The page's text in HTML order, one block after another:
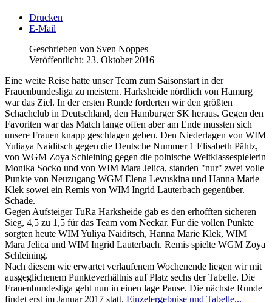
Drucken
E-Mail
Geschrieben von Sven Noppes
Veröffentlicht: 23. Oktober 2016
Eine weite Reise hatte unser Team zum Saisonstart in der
Frauenbundesliga zu meistern. Harksheide nördlich von Hamurg
war das Ziel. In der ersten Runde forderten wir den größten
Schachclub in Deutschland, den Hamburger SK heraus. Gegen den
Favoriten war das Match lange offen aber am Ende mussten sich
unsere Frauen knapp geschlagen geben. Den Niederlagen von WIM
Yuliaya Naiditsch gegen die Deutsche Nummer 1 Elisabeth Pähtz,
von WGM Zoya Schleining gegen die polnische Weltklassespielerin
Monika Socko und von WIM Mara Jelica, standen "nur" zwei volle
Punkte von Neuzugang WGM Elena Levuskina und Hanna Marie
Klek sowei ein Remis von WIM Ingrid Lauterbach gegenüber.
Schade.
Gegen Aufsteiger TuRa Harksheide gab es den erhofften sicheren
Sieg, 4,5 zu 1,5 für das Team vom Neckar. Für die vollen Punkte
sorgten heute WIM Yuliya Naiditsch, Hanna Marie Klek, WIM
Mara Jelica und WIM Ingrid Lauterbach. Remis spielte WGM Zoya
Schleining.
Nach diesem wie erwartet verlaufenem Wochenende liegen wir mit
ausgeglichenem Punkteverhältnis auf Platz sechs der Tabelle. Die
Frauenbundesliga geht nun in einen lage Pause. Die nächste Runde
findet erst im Januar 2017 statt. Einzelergebnise und Tabelle...